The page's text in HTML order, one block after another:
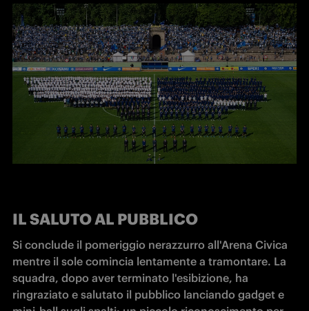
IL SALUTO AL PUBBLICO
Si conclude il pomeriggio nerazzurro all'Arena Civica
mentre il sole comincia lentamente a tramontare. La
squadra, dopo aver terminato l'esibizione, ha
ringraziato e salutato il pubblico lanciando gadget e